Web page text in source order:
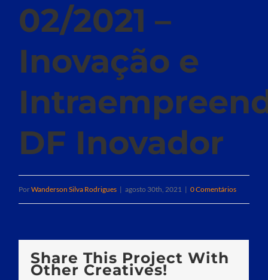
02/2021 –
Inovação e
DF Inovador
PorWanderson Silva Rodrigues | agosto 30th, 2021 | 0 Comentários
Share This Project With
Other Creatives!